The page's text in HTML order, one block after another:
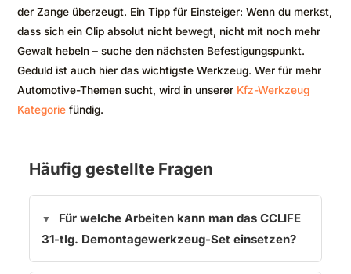
der Zange überzeugt. Ein Tipp für Einsteiger: Wenn du merkst,
dass sich ein Clip absolut nicht bewegt, nicht mit noch mehr
Gewalt hebeln – suche den nächsten Befestigungspunkt.
Geduld ist auch hier das wichtigste Werkzeug. Wer für mehr
Automotive-Themen sucht, wird in unserer Kfz-Werkzeug
Kategorie fündig.
Häufig gestellte Fragen
Für welche Arbeiten kann man das CCLIFE
31-tlg. Demontagewerkzeug-Set einsetzen?